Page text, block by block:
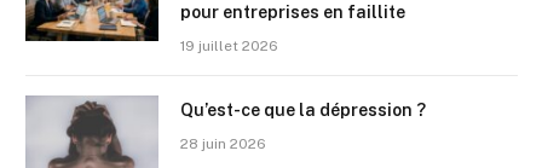
pour entreprises en faillite
19 juillet 2026
Qu’est-ce que la dépression ?
28 juin 2026